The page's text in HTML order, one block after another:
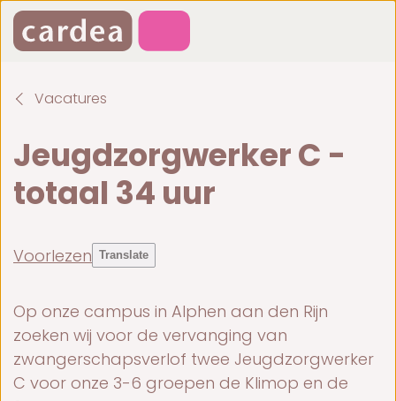
Vacatures
Jeugdzorgwerker C -
totaal 34 uur
Voorlezen Translate
Op onze campus in Alphen aan den Rijn
zoeken wij voor de vervanging van
zwangerschapsverlof twee Jeugdzorgwerker
C voor onze 3-6 groepen de Klimop en de